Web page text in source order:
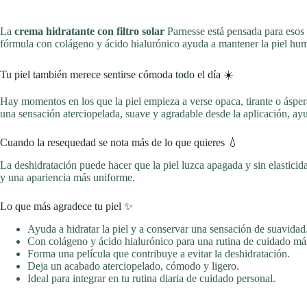
La crema hidratante con filtro solar Parnesse está pensada para
fórmula con colágeno y ácido hialurónico ayuda a mantener la piel
Tu piel también merece sentirse cómoda todo el día ☀️
Hay momentos en los que la piel empieza a verse opaca, tirante o
una sensación aterciopelada, suave y agradable desde la aplicación,
Cuando la resequedad se nota más de lo que quieres 💧
La deshidratación puede hacer que la piel luzca apagada y sin
y una apariencia más uniforme.
Lo que más agradece tu piel ✨
Ayuda a hidratar la piel y a conservar una sensación de
Con colágeno y ácido hialurónico para una rutina de cuidado
Forma una película que contribuye a evitar la deshidratación.
Deja un acabado aterciopelado, cómodo y ligero.
Ideal para integrar en tu rutina diaria de cuidado personal.